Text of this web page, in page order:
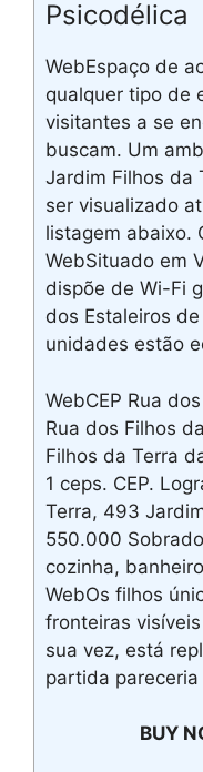
Psicodélica
WebEspaço de
qualquer tipo de
visitantes a se
buscam. Um
Jardim Filhos da
ser visualizado
listagem abaixo.
WebSituado em
dispõe de Wi-Fi
dos Estaleiros
unidades estão
WebCEP Rua
Rua dos Filhos
Filhos da Terra
1 ceps. CEP.
Terra, 493
550.000
cozinha,
WebOs filhos
fronteiras
sua vez, está
partida
BUY